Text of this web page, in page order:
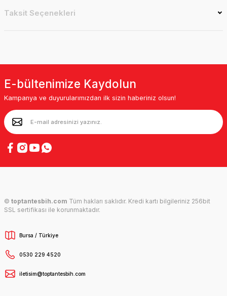
Taksit Seçenekleri
E-bültenimize Kaydolun
Kampanya ve duyurularımızdan ilk sizin haberiniz olsun!
© toptantesbih.com Tüm hakları saklıdır. Kredi kartı bilgileriniz 256bit
SSL sertifikası ile korunmaktadır.
Bursa / Türkiye
0530 229 4520
iletisim@toptantesbih.com